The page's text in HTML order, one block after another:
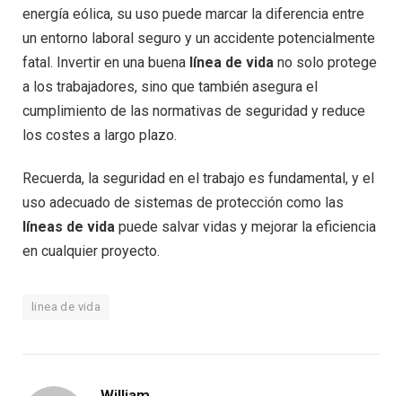
energía eólica, su uso puede marcar la diferencia entre
un entorno laboral seguro y un accidente potencialmente
fatal. Invertir en una buena línea de vida no solo protege
a los trabajadores, sino que también asegura el
cumplimiento de las normativas de seguridad y reduce
los costes a largo plazo.
Recuerda, la seguridad en el trabajo es fundamental, y el
uso adecuado de sistemas de protección como las
líneas de vida puede salvar vidas y mejorar la eficiencia
en cualquier proyecto.
linea de vida